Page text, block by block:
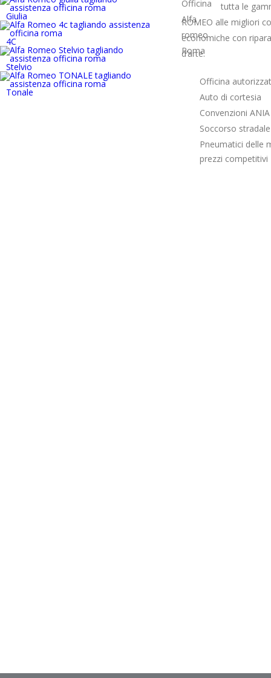
Giulia
4C
Stelvio
Tonale
tutta le
ROMEO alle migliori
economiche con
d’arte.
Officina
Auto di cortesia
Convenzioni ANIA
Soccorso stradale
Pneumatici delle
prezzi competitivi